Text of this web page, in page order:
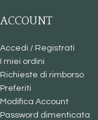
ACCOUNT
Accedi / Registrati
I miei ordini
Richieste di rimborso
Preferiti
Modifica Account
Password dimenticata